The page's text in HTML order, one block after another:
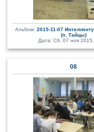
Альбом: 2015-11-07
(п. Тайцы)
Дата: Сб, 07 ноя
08